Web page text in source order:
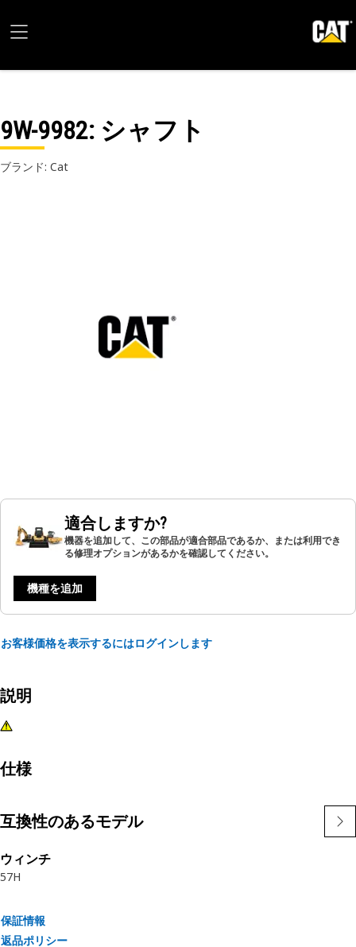
9W-9982: シャフト
ブランド: Cat
適合しますか?
機器を追加して、この部品が適合部品であるか、または利用でき
る修理オプションがあるかを確認してください。
機種を追加
お客様価格を表示するにはログインします
説明
仕様
互換性のあるモデル
ウィンチ
57H
保証情報
返品ポリシー